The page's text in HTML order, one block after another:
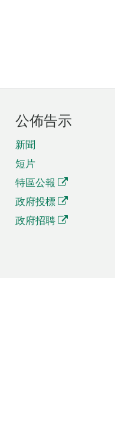
公佈告示
新聞
短片
特區公報
政府投標
政府招聘